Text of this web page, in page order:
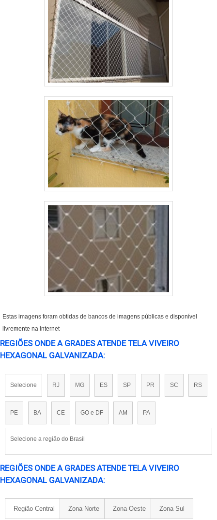
Estas imagens foram obtidas de bancos de imagens públicas e disponível
livremente na internet
REGIÕES ONDE A GRADES ATENDE TELA VIVEIRO
HEXAGONAL GALVANIZADA:
Selecione RJ MG ES SP PR SC RS
PE BA CE GO e DF AM PA
Selecione a região do Brasil
REGIÕES ONDE A GRADES ATENDE TELA VIVEIRO
HEXAGONAL GALVANIZADA:
Região Central Zona Norte Zona Oeste Zona Sul